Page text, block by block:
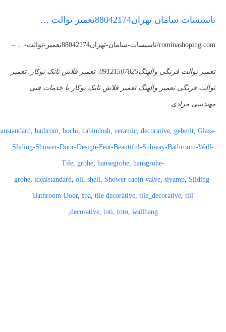
تاسیسات سامان تهران88042174تعمیر توالت …
rominashoping.com/تاسیسات-سامان-تهران88042174تعمیر-توالت-… –
تعمیر توالت فرنگی والهنگ09121507825. تعمیر فلاش تانک توکار. تعمیر
توالت فرنگی تعمیر والهنگ تعمیر فلاش تانک توکار با خدمات فنی
مهندسی مرادی.
, bathrom, bochi, cabindosh, ceramic, decorative, geberit, Glass-
Sliding-Shower-Door-Design-Feat-Beautiful-Subway-Bathroom-Wall-
Tile, grohe, hansegrohe, hansgrohe-
grohe, idealstandard, oli, shell, Shower cabin valve, siyamp, Sliding-
Bathroom-Door, spa, tile decorative, tile_decorative, till
decorative, toti, toto, wallhang
,